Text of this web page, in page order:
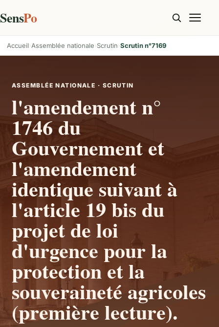
SensPo
Accueil Assemblée nationale Scrutin Scrutin n°7169
ASSEMBLÉE NATIONALE · SCRUTIN
l'amendement n°
1746 du
Gouvernement et
l'amendement
identique suivant à
l'article 19 bis du
projet de loi
d'urgence pour la
protection et la
souveraineté agricoles
(première lecture).